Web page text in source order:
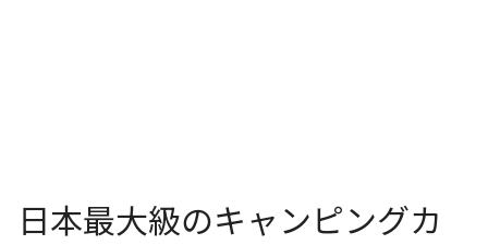
日本最大級のキャンピングカ